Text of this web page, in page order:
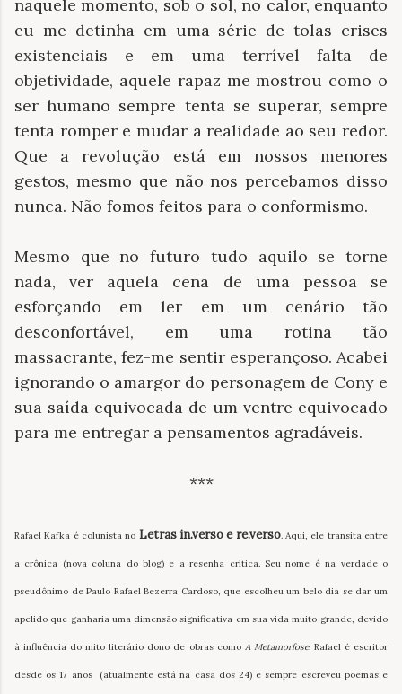
naquele momento, sob o sol, no calor, enquanto
eu me detinha em uma série de tolas crises
existenciais e em uma terrível falta de
objetividade, aquele rapaz me mostrou como o
ser humano sempre tenta se superar, sempre
tenta romper e mudar a realidade ao seu redor.
Que a revolução está em nossos menores
gestos, mesmo que não nos percebamos disso
nunca. Não fomos feitos para o conformismo.
Mesmo que no futuro tudo aquilo se torne
nada, ver aquela cena de uma pessoa se
esforçando em ler em um cenário tão
desconfortável, em uma rotina tão
massacrante, fez-me sentir esperançoso. Acabei
ignorando o amargor do personagem de Cony e
sua saída equivocada de um ventre equivocado
para me entregar a pensamentos agradáveis.
***
Rafael Kafka é colunista no Letras in.verso e re.verso. Aqui, ele transita entre
a crônica (nova coluna do blog) e a resenha crítica. Seu nome é na verdade o
pseudônimo de Paulo Rafael Bezerra Cardoso, que escolheu um belo dia se dar um
apelido que ganharia uma dimensão significativa em sua vida muito grande, devido
à influência do mito literário dono de obras como A Metamorfose. Rafael é escritor
desde os 17 anos (atualmente está na casa dos 24) e sempre escreveu poemas e